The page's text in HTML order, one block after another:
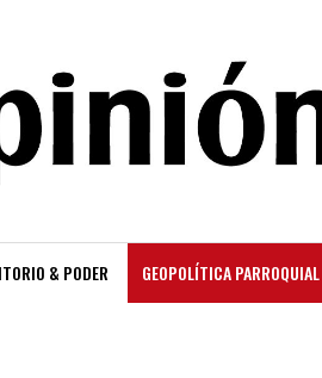
& PODER GEOPOLÍTICA PARROQUIAL